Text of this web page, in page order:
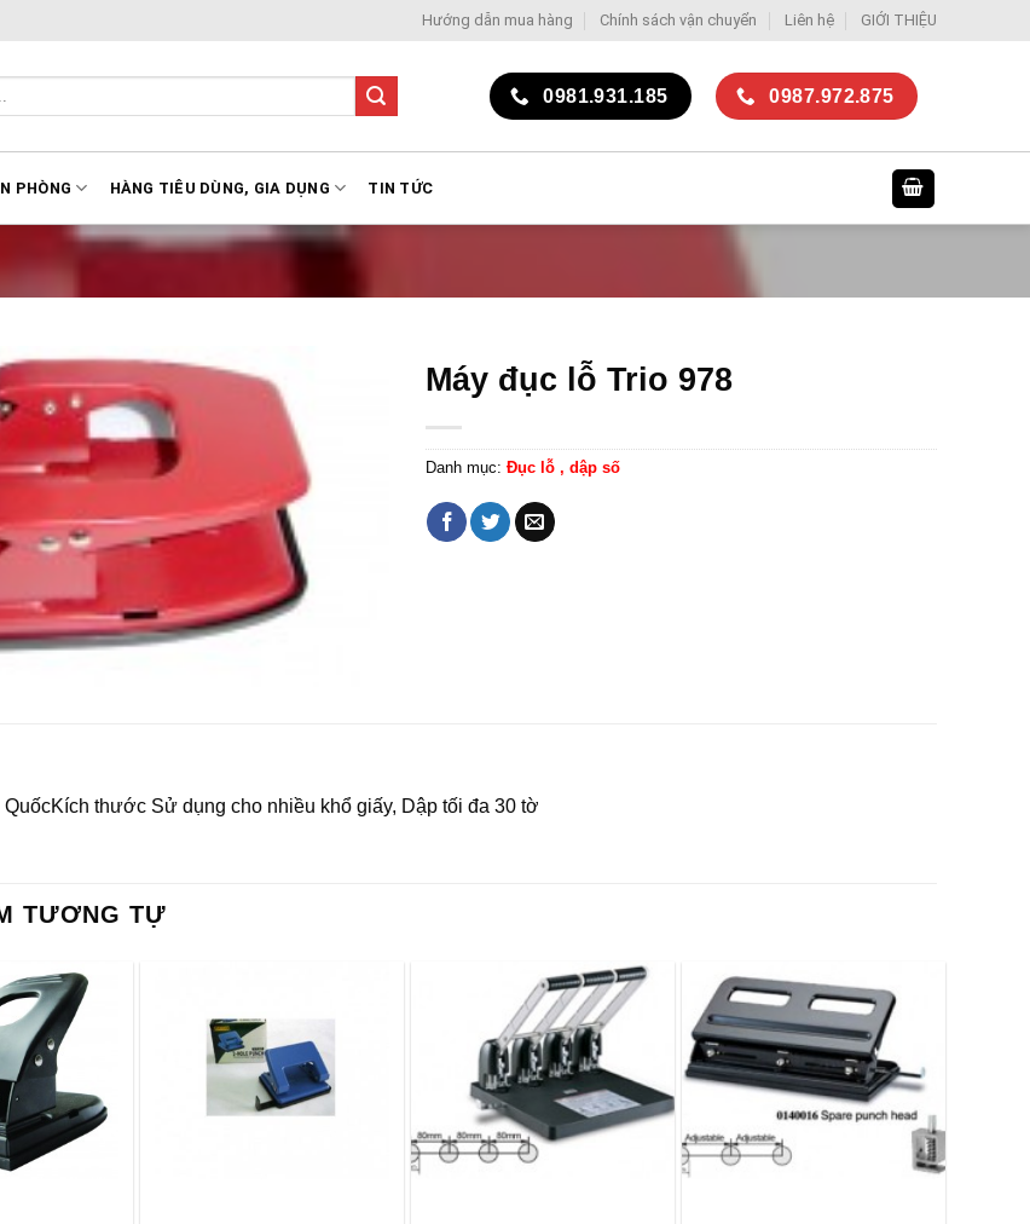
Hướng dẫn mua hàng Chính sách vận chuyển Liên hệ GIỚI THIỆU
0981.931.185 0987.972.875
PHÒNG HÀNG TIÊU DÙNG, GIA DỤNG TIN TỨC
Máy đục lỗ Trio 978
Danh mục: Đục lỗ , dập số
QuốcKích thước Sử dụng cho nhiều khổ giấy, Dập tối đa 30 tờ
TƯƠNG TỰ